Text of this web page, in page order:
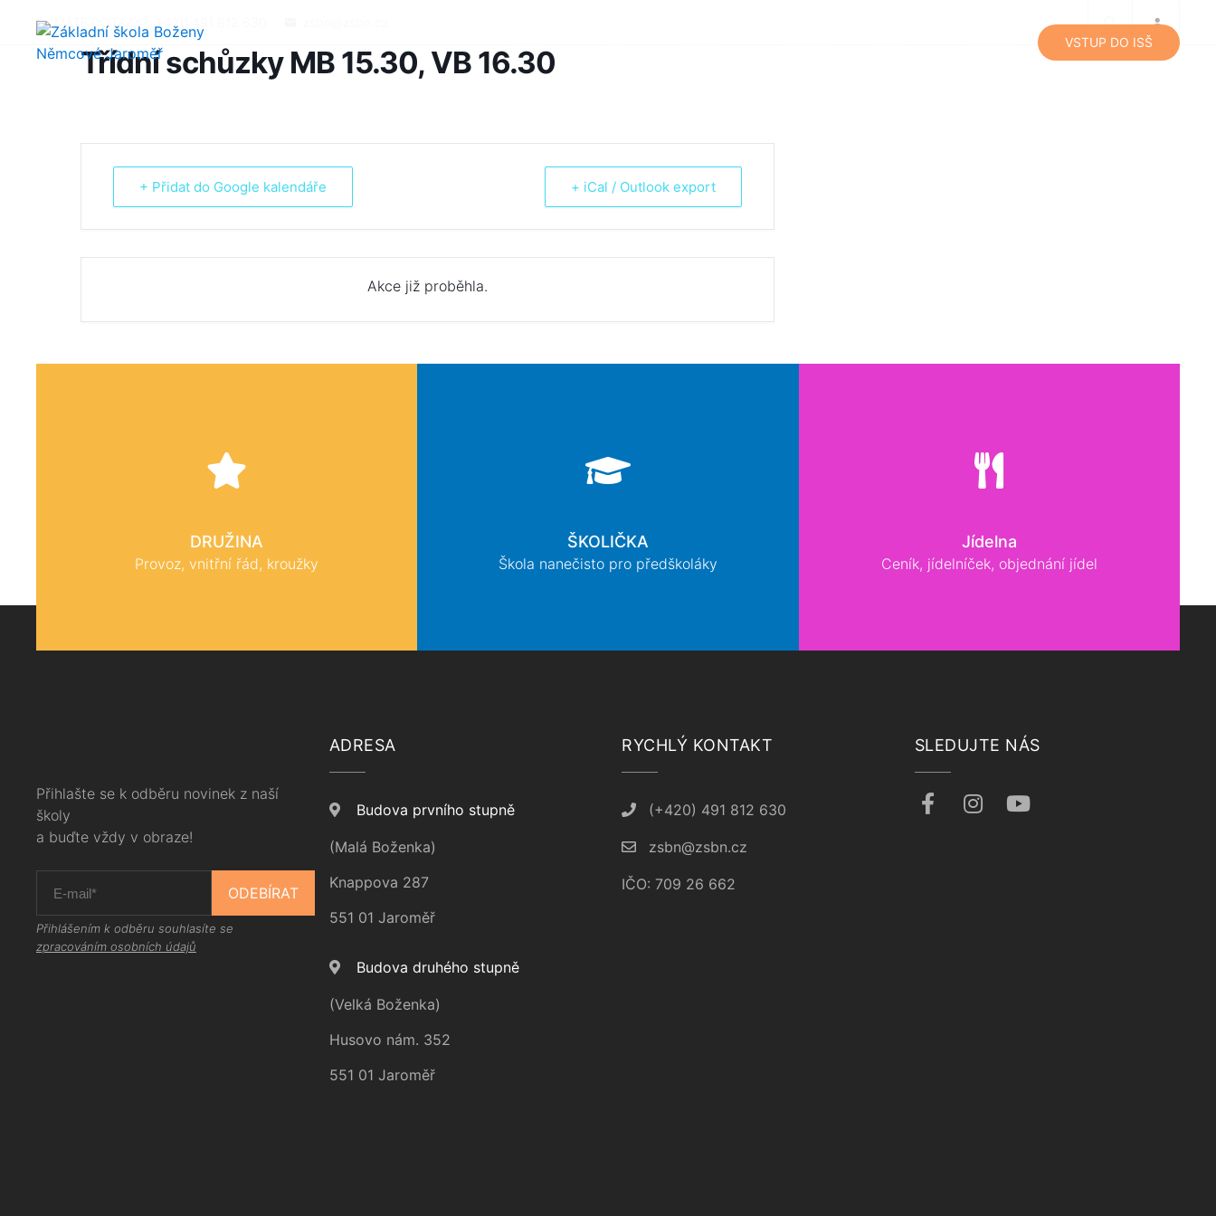
MÁTE DOTAZY? +420 491 812 630
VSTUP DO ISŠ
Třídní schůzky MB 15.30, VB 16.30
+ Přidat do Google kalendáře + iCal / Outlook export
Akce již proběhla.
DRUŽINA
Provoz, vnitřní řád, kroužky
ŠKOLIČKA
Škola nanečisto pro předškoláky
Jídelna
Ceník, jídelníček, objednání jídel
Přihlašte se k odběru novinek z naší
školy
a buďte vždy v obraze!
ODEBÍRAT
Přihlášením k odběru souhlasíte se
zpracováním osobních údajů
ADRESA
Budova prvního stupně
(Malá Boženka)
Knappova 287
551 01 Jaroměř
Budova druhého stupně
(Velká Boženka)
Husovo nám. 352
551 01 Jaroměř
RYCHLÝ KONTAKT
(+420) 491 812 630
zsbn@zsbn.cz
IČO: 709 26 662
SLEDUJTE NÁS